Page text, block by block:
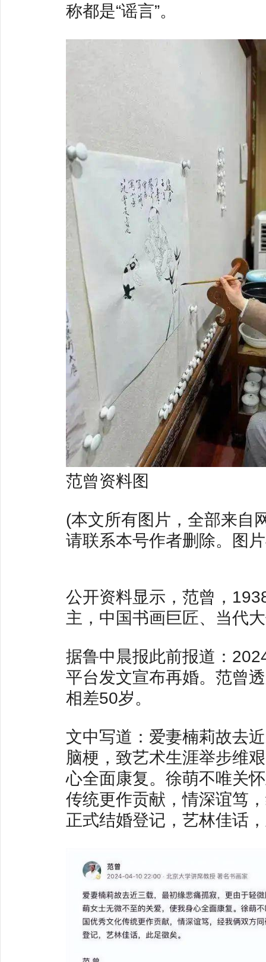
称都是“谣言”。
范曾资料图
(本文所有图片，全部来自
请联系本号作者删除。图
公开资料显示，范曾，
主，中国书画巨匠、当代
据鲁中晨报此前报道：
平台发文宣布再婚。范曾
相差50岁。
文中写道：爱妻楠莉故去
脑梗，致艺术生涯举步维
心全面康复。徐萌不唯关
传统更作贡献，情深谊笃
正式结婚登记，艺林佳话